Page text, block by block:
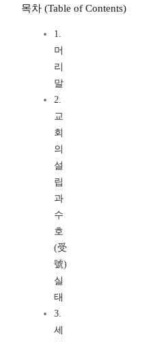
목차 (Table of Contents)
1.
머
리
말
2.
교
회
의
설
립
과
수
호
(受
號)
실
태
3.
세